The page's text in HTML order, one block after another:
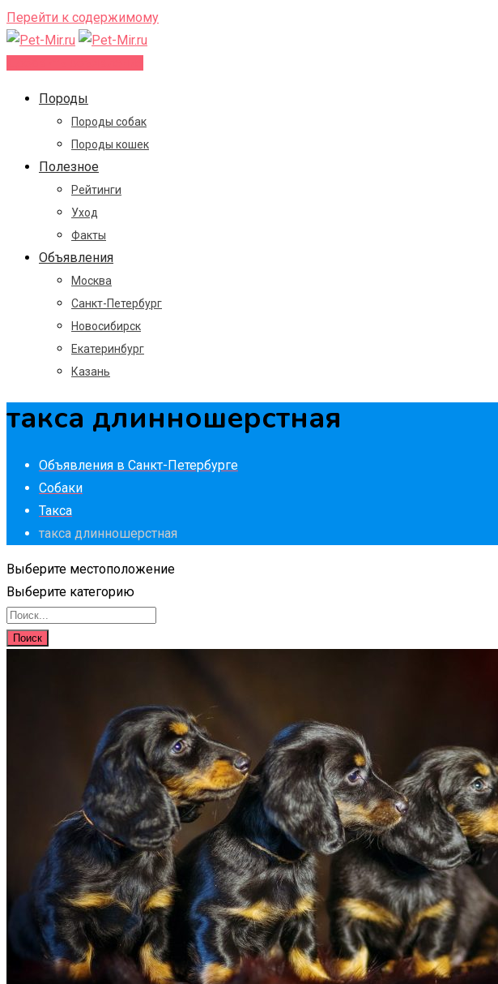
Перейти к содержимому
Породы
Породы собак
Породы кошек
Полезное
Рейтинги
Уход
Факты
Объявления
Москва
Санкт-Петербург
Новосибирск
Екатеринбург
Казань
такса длинношерстная
Объявления в Санкт-Петербурге
Собаки
Такса
такса длинношерстная
Выберите местоположение
Выберите категорию
Поиск